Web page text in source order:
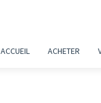
ACCUEIL ACHETER